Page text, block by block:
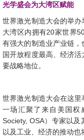
光学盛会为大湾区赋能
世界激光制造大会的举办
大湾区内拥有20家世界
有强大的制造业产业链
国开放程度最高、经济
要战略地位。
世界激光制造大会在这
一场汇聚了来自美国权
Society, OSA）专家以及
以及工业、经济的推动也